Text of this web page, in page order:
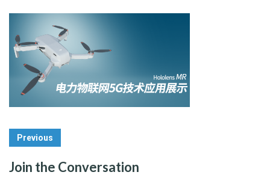
Post
Navigation
Previous
Join the Conversation